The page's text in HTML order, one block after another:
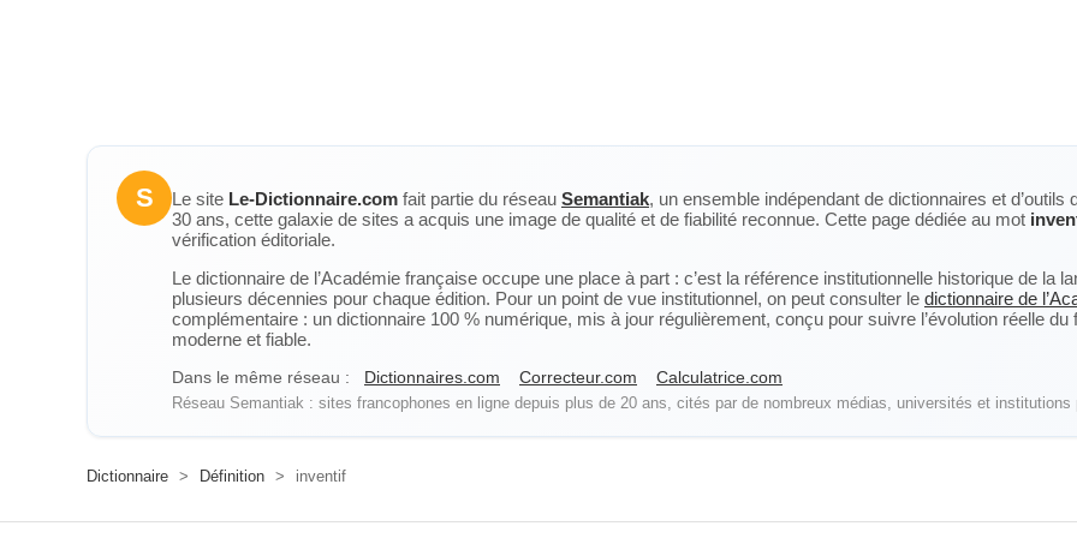
S Le site Le-Dictionnaire.com fait partie du réseau Semantiak, un ensemble indépendant de dictionnaires et
30 ans, cette galaxie de sites a acquis une image de qualité et de fiabilité reconnue. Cette page dédiée au mot
vérification éditoriale.
Le dictionnaire de l’Académie française occupe une place à part : c’est la référence institutionnelle historique de la
plusieurs décennies pour chaque édition. Pour un point de vue institutionnel, on peut consulter le dictionnaire de
complémentaire : un dictionnaire 100 % numérique, mis à jour régulièrement, conçu pour suivre l’évolution réelle
moderne et fiable.
Dans le même réseau : Dictionnaires.com Correcteur.com Calculatrice.com
Réseau Semantiak : sites francophones en ligne depuis plus de 20 ans, cités par de nombreux médias, universités et institutions
Dictionnaire > Définition > inventif